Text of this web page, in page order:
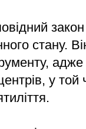
стану.
у